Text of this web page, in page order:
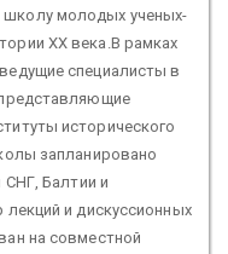
молодых ученых-
XX века.В рамках
специалисты в
исторического
запланировано
СНГ, Балтии и
лекций и дискуссионных
на совместной